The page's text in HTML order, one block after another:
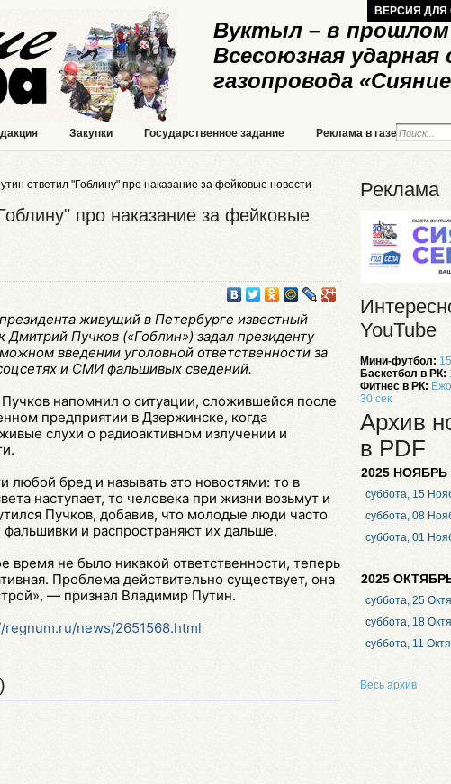
Вуктыл – в прошлом
Всесоюзная ударная
газопровода
ВЕРСИЯ
Закупки Государственное задание Реклама в газете
ответил "Гоблину" про наказание за фейковые новости
про наказание за фейковые
живущий в Петербурге известный
Дмитрий Пучков («Гоблин») задал президенту
введении уголовной ответственности за
и СМИ фальшивых сведений.
напомнил о ситуации, сложившейся после
предприятии в Дзержинске, когда
слухи о радиоактивном излучении и
любой бред и называть это новостями: то в
наступает, то человека при жизни возьмут и
Пучков, добавив, что молодые люди часто
фальшивки и распространяют их дальше.
время не было никакой ответственности, теперь
Проблема действительно существует, она
— признал Владимир Путин.
regnum.ru/news/2651568.html
Реклама
YouTube
Мини-футбол:
Баскетбол в РК:
Фитнес в РК:
30 сек
Архив
в PDF
2025 НОЯБРЬ
суббота, 15
суббота, 08
суббота, 01
2025
суббота, 25
суббота, 18
суббота, 11
Весь архив